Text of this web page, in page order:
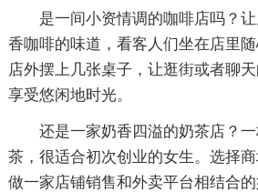
是一间小资情调的咖啡店吗？
香咖啡的味道，看客人们坐在店里
店外摆上几张桌子，让逛街或者聊
享受悠闲地时光。
还是一家奶香四溢的奶茶店？
茶，很适合初次创业的女生。选择
做一家店铺销售和外卖平台相结合